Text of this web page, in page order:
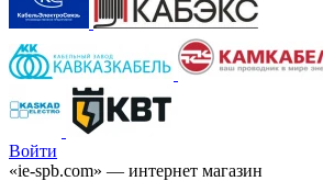
Войти
«ie-spb.com» — интернет магазин